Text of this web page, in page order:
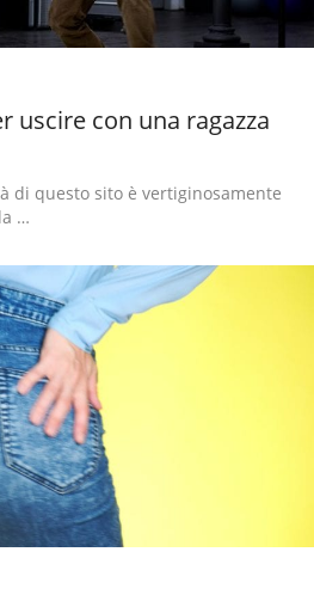
uscire con una ragazza
di questo sito è vertiginosamente
…